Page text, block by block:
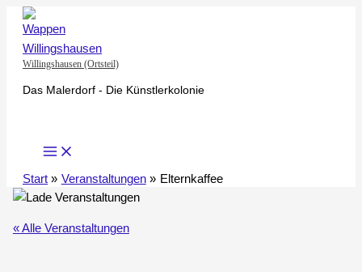
Zum
Inhalt
springen
Willingshausen (Ortsteil)
Das Malerdorf - Die Künstlerkolonie
Start Veranstaltungen Elternkaffee
« Alle Veranstaltungen